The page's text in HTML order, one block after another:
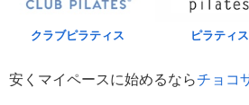
クラブピラティス ピラティ
安くマイペースに始めるならチョコ